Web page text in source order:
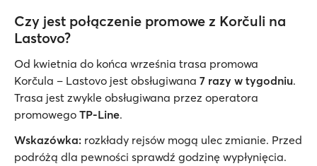
Czy jest połączenie promowe z Korčuli na
Lastovo?
Od kwietnia do końca września trasa promowa
Korčula – Lastovo jest obsługiwana 7 razy w tygodniu.
Trasa jest zwykle obsługiwana przez operatora
promowego TP-Line.
Wskazówka: rozkłady rejsów mogą ulec zmianie. Przed
podróżą dla pewności sprawdź godzinę wypłynięcia.